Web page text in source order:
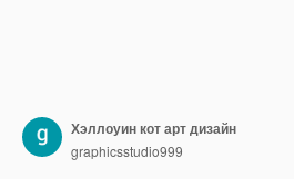
Хэллоуин кот арт дизайн
graphicsstudio999